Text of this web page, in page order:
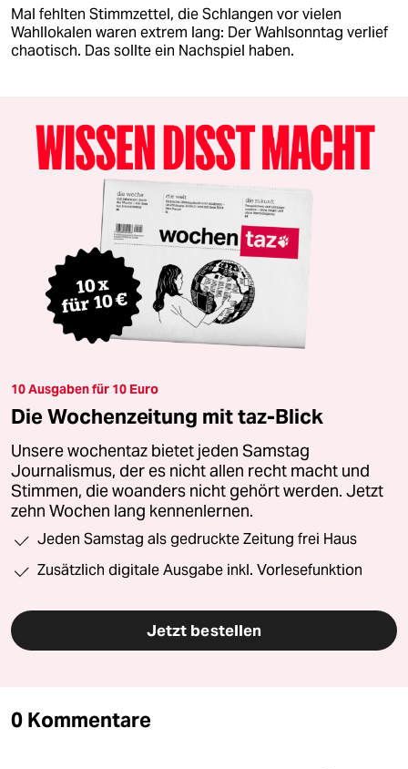
Mal fehlten Stimmzettel, die Schlangen vor vielen
Wahllokalen waren extrem lang: Der Wahlsonntag verlief
chaotisch. Das sollte ein Nachspiel haben.
10 Ausgaben für 10 Euro
Die Wochenzeitung mit taz-Blick
Unsere wochentaz bietet jeden Samstag
Journalismus, der es nicht allen recht macht und
Stimmen, die woanders nicht gehört werden. Jetzt
zehn Wochen lang kennenlernen.
Jeden Samstag als gedruckte Zeitung frei Haus
Zusätzlich digitale Ausgabe inkl. Vorlesefunktion
Jetzt bestellen
0 Kommentare